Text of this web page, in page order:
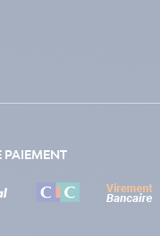
PAIEMENT